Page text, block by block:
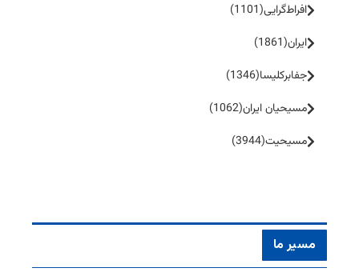
افراط‌گرایی(1101)
ایران(1861)
جفا‌بر‌کلیسا(1346)
مسیحیان ایران(1062)
مسیحیت(3944)
مسیر ما